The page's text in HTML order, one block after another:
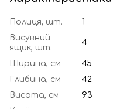
Полиця, шт.
1
Висувний
ящик, шт.
4
Ширина, см
45
Глибина, см
42
Висота, см
93